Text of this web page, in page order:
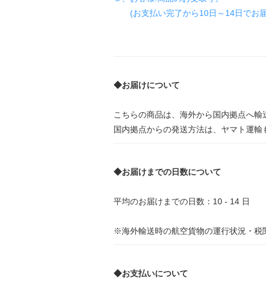
(お支払い完了から10日～14日でお
◆お届けについて
こちらの商品は、海外から国内拠点へ輸
国内拠点からの発送方法は、ヤマト運輸
◆お届けまでの日数について
平均のお届けまでの日数：10 - 14 日
※海外輸送時の航空貨物の運行状況・税
◆お支払いについて